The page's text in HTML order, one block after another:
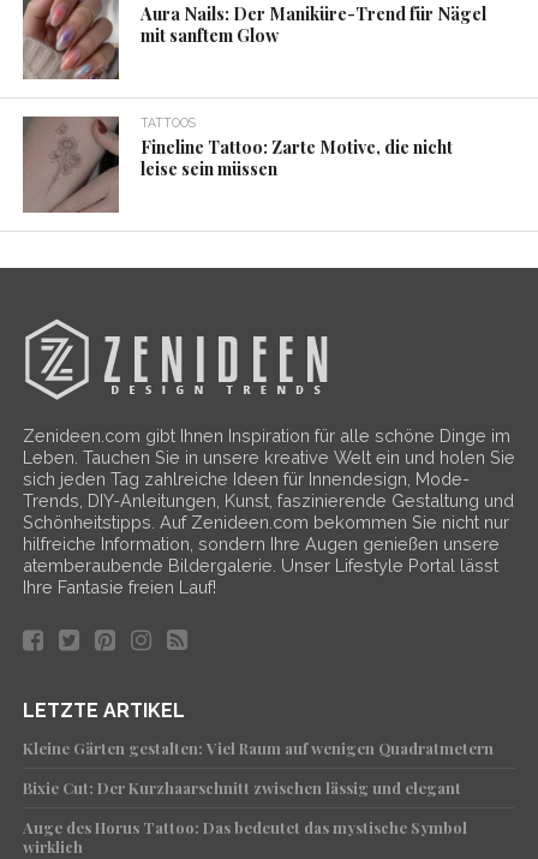
Aura Nails: Der Maniküre-Trend für Nägel
mit sanftem Glow
TATTOOS
Fineline Tattoo: Zarte Motive, die nicht
leise sein müssen
Zenideen.com gibt Ihnen Inspiration für alle schöne Dinge im
Leben. Tauchen Sie in unsere kreative Welt ein und holen Sie
sich jeden Tag zahlreiche Ideen für Innendesign, Mode-
Trends, DIY-Anleitungen, Kunst, faszinierende Gestaltung und
Schönheitstipps. Auf Zenideen.com bekommen Sie nicht nur
hilfreiche Information, sondern Ihre Augen genießen unsere
atemberaubende Bildergalerie. Unser Lifestyle Portal lässt
Ihre Fantasie freien Lauf!
LETZTE ARTIKEL
Kleine Gärten gestalten: Viel Raum auf wenigen Quadratmetern
Bixie Cut: Der Kurzhaarschnitt zwischen lässig und elegant
Auge des Horus Tattoo: Das bedeutet das mystische Symbol
wirklich